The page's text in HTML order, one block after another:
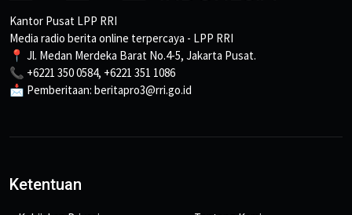
Kantor Pusat LPP RRI
Media radio berita online terpercaya - LPP RRI
📍 Jl. Medan Merdeka Barat No.4-5, Jakarta Pusat.
📞 +6221 350 0584, +6221 351 1086
📩 Pemberitaan: beritapro3@rri.go.id
Ketentuan